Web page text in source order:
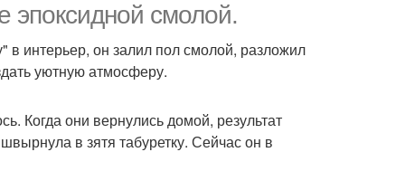
эпоксидной смолой.
интерьер, он залил пол смолой, разложил
уютную атмосферу.
Когда они вернулись домой, результат
в зятя табуретку. Сейчас он в